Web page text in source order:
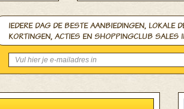
IEDERE DAG DE BESTE AANBIEDINGEN, LOKALE
KORTINGEN, ACTIES EN SHOPPINGCLUB SALES